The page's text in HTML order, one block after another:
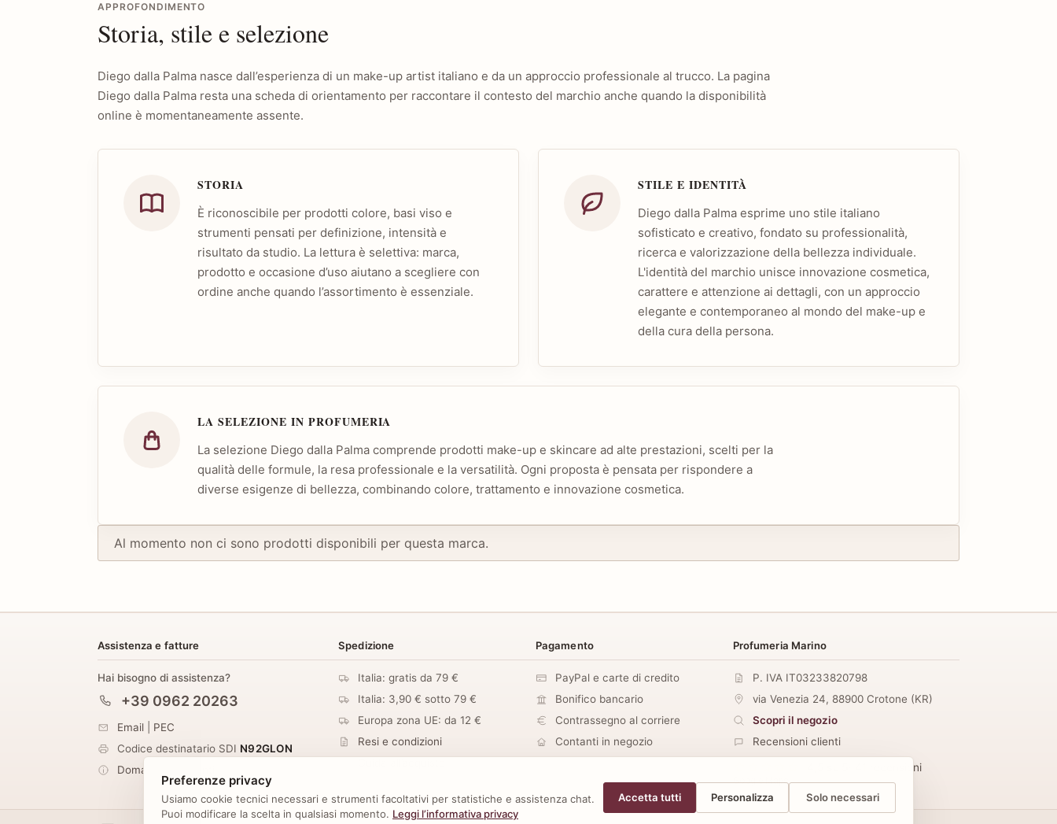
APPROFONDIMENTO
Storia, stile e selezione
Diego dalla Palma nasce dall’esperienza di un make-up artist italiano e da un approccio professionale al trucco. La pagina
Diego dalla Palma resta una scheda di orientamento per raccontare il contesto del marchio anche quando la disponibilità
online è momentaneamente assente.
STORIA
È riconoscibile per prodotti colore, basi viso e
strumenti pensati per definizione, intensità e
risultato da studio. La lettura è selettiva: marca,
prodotto e occasione d’uso aiutano a scegliere con
ordine anche quando l’assortimento è essenziale.
STILE E IDENTITÀ
Diego dalla Palma esprime uno stile italiano
sofisticato e creativo, fondato su professionalità,
ricerca e valorizzazione della bellezza individuale.
L'identità del marchio unisce innovazione cosmetica,
carattere e attenzione ai dettagli, con un approccio
elegante e contemporaneo al mondo del make-up e
della cura della persona.
LA SELEZIONE IN PROFUMERIA
La selezione Diego dalla Palma comprende prodotti make-up e skincare ad alte prestazioni, scelti per la
qualità delle formule, la resa professionale e la versatilità. Ogni proposta è pensata per rispondere a
diverse esigenze di bellezza, combinando colore, trattamento e innovazione cosmetica.
Al momento non ci sono prodotti disponibili per questa marca.
Assistenza e fatture
Hai bisogno di assistenza?
+39 0962 20263
Email
PEC
Codice destinatario SDI N92GLON
Domande frequenti
Spedizione
Italia: gratis da 79 €
Italia: 3,90 € sotto 79 €
Europa zona UE: da 12 €
Resi e condizioni
Pagamento
PayPal e carte di credito
Bonifico bancario
Contrassegno al corriere
Contanti in negozio
Profumeria Marino
P. IVA IT03233820798
via Venezia 24, 88900 Crotone (KR)
Scopri il negozio
Recensioni clienti
· 41 recensioni
Google Maps
Preferenze privacy
Usiamo cookie tecnici necessari e strumenti facoltativi per statistiche e assistenza chat.
Puoi modificare la scelta in qualsiasi momento. Leggi l’informativa privacy
Accetta tutti Personalizza Solo necessari